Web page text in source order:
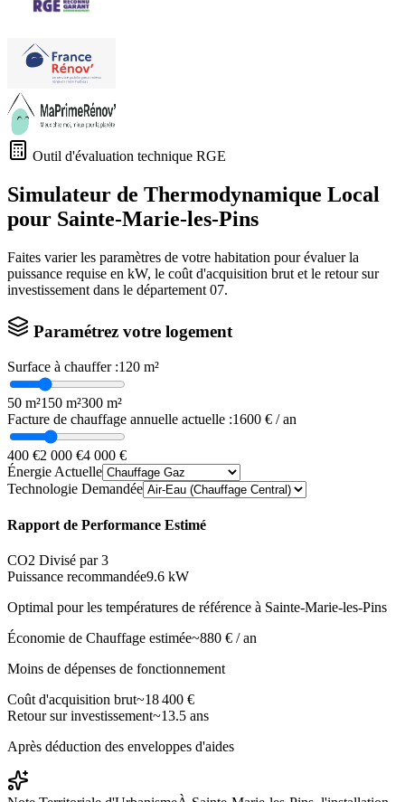
Outil d'évaluation technique RGE
Simulateur de Thermodynamique Local
pour Sainte-Marie-les-Pins
Faites varier les paramètres de votre habitation pour évaluer la
puissance requise en kW, le coût d'acquisition brut et le retour sur
investissement dans le département 07.
Paramétrez votre logement
Surface à chauffer :120 m²
50 m²150 m²300 m²
Facture de chauffage annuelle actuelle :1600 € / an
400 €2 000 €4 000 €
Énergie Actuelle
Technologie Demandée
Rapport de Performance Estimé
CO2 Divisé par 3
Puissance recommandée9.6 kW
Optimal pour les températures de référence à Sainte-Marie-les-Pins
Économie de Chauffage estimée~880 € / an
Moins de dépenses de fonctionnement
Coût d'acquisition brut~18 400 €
Retour sur investissement~13.5 ans
Après déduction des enveloppes d'aides